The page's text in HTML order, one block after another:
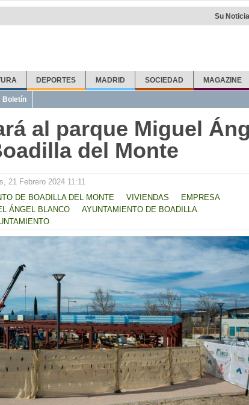
Su Noticia
DEPORTES MADRID SOCIEDAD MAGAZINE
Boletín
al parque Miguel
del Monte
21 Febrero 2024 11:11
DE BOADILLA DEL MONTE VIVIENDAS
EMPRESA
ÁNGEL BLANCO
AYUNTAMIENTO DE BOADILLA